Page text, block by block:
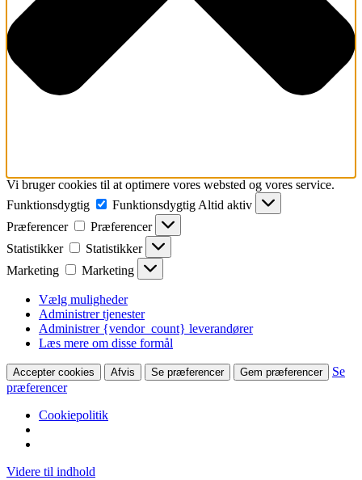
Vi bruger cookies til at optimere vores websted og vores service.
Funktionsdygtig
Funktionsdygtig Altid aktiv
Præferencer
Præferencer
Statistikker
Statistikker
Marketing
Marketing
Vælg muligheder
Administrer tjenester
Administrer {vendor_count} leverandører
Læs mere om disse formål
Accepter cookies Afvis Se præferencer Gem præferencer
Se
præferencer
Cookiepolitik
Videre til indhold